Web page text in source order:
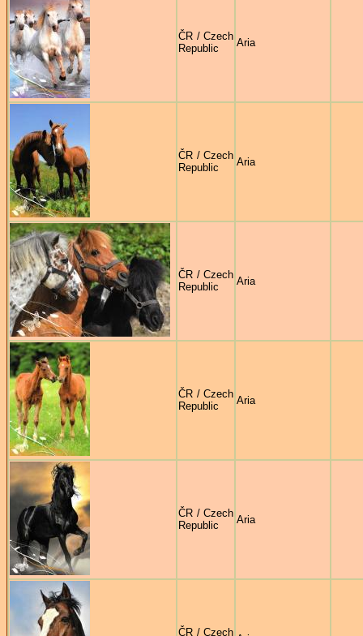
ČR / Czech
Republic
Aria
ČR / Czech
Republic
Aria
ČR / Czech
Republic
Aria
ČR / Czech
Republic
Aria
ČR / Czech
Republic
Aria
ČR / Czech